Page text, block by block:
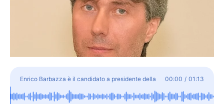
Enrico Barbazza è il candidato a presidente della
Provincia per il centrosinistra, sfiderà Albertella
00:00 / 01:13